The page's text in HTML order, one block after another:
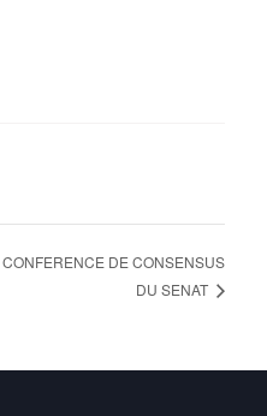
CONFERENCE DE CONSENSUS
DU SENAT